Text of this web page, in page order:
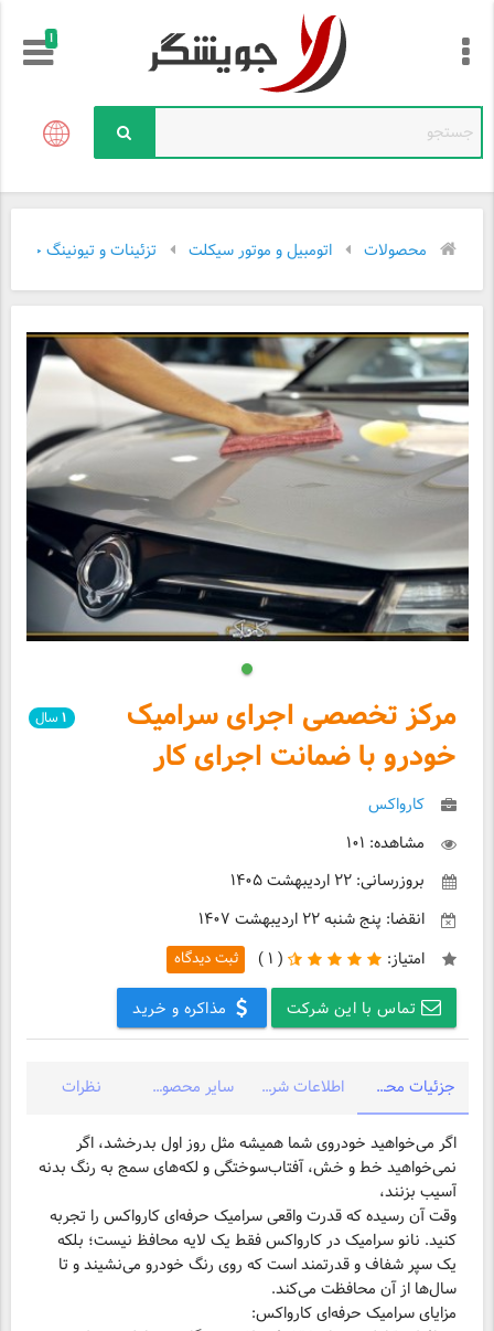
!
محصولات اتومبیل و موتور سیکلت تزئینات و تیونینگ خودرو
مرکز تخصصی اجرای سرامیک
خودرو با ضمانت اجرای کار
کارواکس
مشاهده: ۱۰۱
بروزرسانی: ۲۲ اردیبهشت ۱۴۰۵
انقضا: پنج شنبه ۲۲ اردیبهشت ۱۴۰۷
امتیاز:
( ۱ ) ثبت دیدگاه
تماس با این شرکت مذاکره و خرید
۱ سال
جزئیات محصول اطلاعات شرکت سایر محصولات شرکت نظرات
اگر می‌خواهید خودروی شما همیشه مثل روز اول بدرخشد، اگر
نمی‌خواهید خط و خش‌، آفتاب‌سوختگی و لکه‌های سمج به رنگ بدنه
وقت آن رسیده که قدرت واقعی سرامیک حرفه‌ای کارواکس را تجربه
کنید. نانو سرامیک در کارواکس فقط یک لایه محافظ نیست؛ بلکه
یک سپر شفاف و قدرتمند است که روی رنگ خودرو می‌نشیند و تا
سال‌ها از آن محافظت می‌کند.
مزایای سرامیک حرفه‌ای کارواکس: